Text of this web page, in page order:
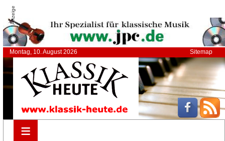
Anzeige
Montag, 10. August 2026 Sitemap
≡
≡